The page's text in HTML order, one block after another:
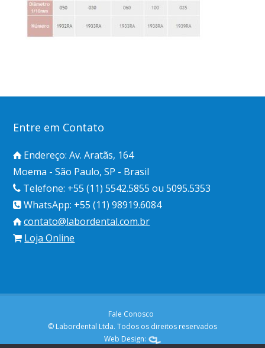
Entre em Contato
Endereço: Av. Aratãs, 164
Moema - São Paulo, SP - Brasil
Telefone: +55 (11) 5542.5855 ou 5095.5353
WhatsApp: +55 (11) 98919.6084
contato@labordental.com.br
Loja Online
Fale Conosco
© Labordental Ltda. Todos os direitos reservados
Web Design: